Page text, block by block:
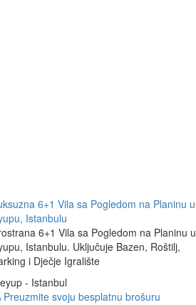
6+1 Vila sa Pogledom na Planinu u
Istanbulu
6+1 Vila sa Pogledom na Planinu u
Istanbulu. Uključuje Bazen, Roštilj,
i Dječje Igralište
eyup - Istanbul
Preuzmite svoju besplatnu brošuru